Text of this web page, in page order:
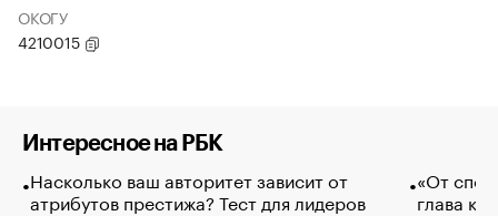
ОКОГУ
4210015
Интересное на РБК
Насколько ваш авторитет зависит от
атрибутов престижа? Тест для лидеров
«От
глава